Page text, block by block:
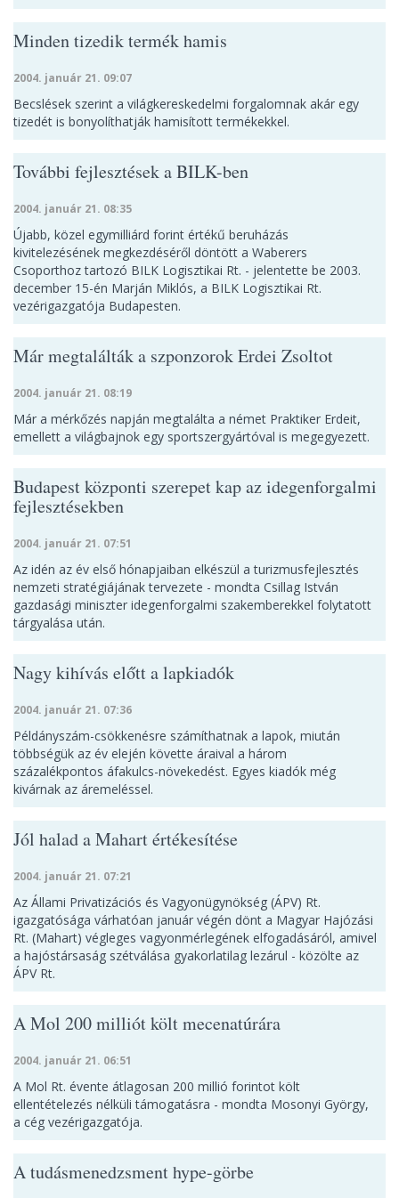
Minden tizedik termék hamis
2004. január 21. 09:07
Becslések szerint a világkereskedelmi forgalomnak akár egy
tizedét is bonyolíthatják hamisított termékekkel.
További fejlesztések a BILK-ben
2004. január 21. 08:35
Újabb, közel egymilliárd forint értékű beruházás
kivitelezésének megkezdéséről döntött a Waberers
Csoporthoz tartozó BILK Logisztikai Rt. - jelentette be 2003.
december 15-én Marján Miklós, a BILK Logisztikai Rt.
vezérigazgatója Budapesten.
Már megtalálták a szponzorok Erdei Zsoltot
2004. január 21. 08:19
Már a mérkőzés napján megtalálta a német Praktiker Erdeit,
emellett a világbajnok egy sportszergyártóval is megegyezett.
Budapest központi szerepet kap az idegenforgalmi
fejlesztésekben
2004. január 21. 07:51
Az idén az év első hónapjaiban elkészül a turizmusfejlesztés
nemzeti stratégiájának tervezete - mondta Csillag István
gazdasági miniszter idegenforgalmi szakemberekkel folytatott
tárgyalása után.
Nagy kihívás előtt a lapkiadók
2004. január 21. 07:36
Példányszám-csökkenésre számíthatnak a lapok, miután
többségük az év elején követte áraival a három
százalékpontos áfakulcs-növekedést. Egyes kiadók még
kivárnak az áremeléssel.
Jól halad a Mahart értékesítése
2004. január 21. 07:21
Az Állami Privatizációs és Vagyonügynökség (ÁPV) Rt.
igazgatósága várhatóan január végén dönt a Magyar Hajózási
Rt. (Mahart) végleges vagyonmérlegének elfogadásáról, amivel
a hajóstársaság szétválása gyakorlatilag lezárul - közölte az
ÁPV Rt.
A Mol 200 milliót költ mecenatúrára
2004. január 21. 06:51
A Mol Rt. évente átlagosan 200 millió forintot költ
ellentételezés nélküli támogatásra - mondta Mosonyi György,
a cég vezérigazgatója.
A tudásmenedzsment hype-görbe